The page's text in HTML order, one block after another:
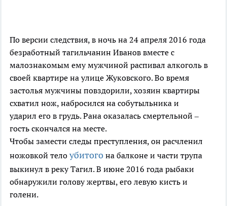
По версии следствия, в ночь на 24 апреля 2016 года
безработный тагильчанин Иванов вместе с
малознакомым ему мужчиной распивал алкоголь в
своей квартире на улице Жуковского. Во время
застолья мужчины повздорили, хозяин квартиры
схватил нож, набросился на собутыльника и
ударил его в грудь. Рана оказалась смертельной –
гость скончался на месте.
Чтобы замести следы преступления, он расчленил
ножовкой тело убитого на балконе и части трупа
выкинул в реку Тагил. В июне 2016 года рыбаки
обнаружили голову жертвы, его левую кисть и
голени.